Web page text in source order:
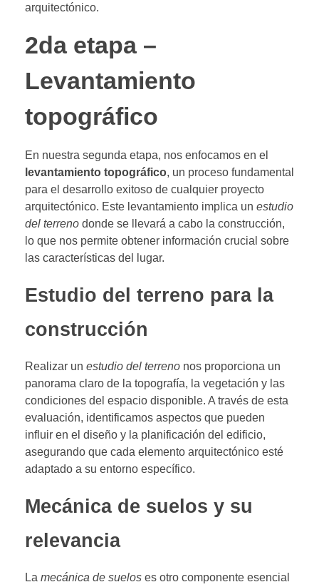
arquitectónico.
2da etapa –
Levantamiento
topográfico
En nuestra segunda etapa, nos enfocamos en el
levantamiento topográfico, un proceso fundamental
para el desarrollo exitoso de cualquier proyecto
arquitectónico. Este levantamiento implica un estudio
del terreno donde se llevará a cabo la construcción,
lo que nos permite obtener información crucial sobre
las características del lugar.
Estudio del terreno para la
construcción
Realizar un estudio del terreno nos proporciona un
panorama claro de la topografía, la vegetación y las
condiciones del espacio disponible. A través de esta
evaluación, identificamos aspectos que pueden
influir en el diseño y la planificación del edificio,
asegurando que cada elemento arquitectónico esté
adaptado a su entorno específico.
Mecánica de suelos y su
relevancia
La mecánica de suelos es otro componente esencial